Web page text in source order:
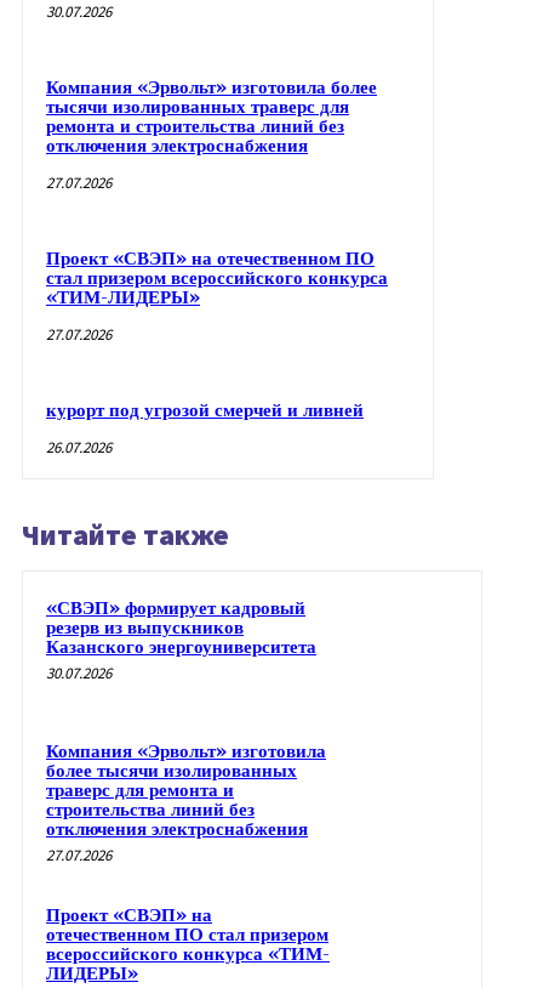
30.07.2026
Компания «Эрвольт» изготовила более
тысячи изолированных траверс для
ремонта и строительства линий без
отключения электроснабжения
27.07.2026
Проект «СВЭП» на отечественном ПО
стал призером всероссийского конкурса
«ТИМ-ЛИДЕРЫ»
27.07.2026
курорт под угрозой смерчей и ливней
26.07.2026
Читайте также
«СВЭП» формирует кадровый
резерв из выпускников
Казанского энергоуниверситета
30.07.2026
Компания «Эрвольт» изготовила
более тысячи изолированных
траверс для ремонта и
строительства линий без
отключения электроснабжения
27.07.2026
Проект «СВЭП» на
отечественном ПО стал призером
всероссийского конкурса «ТИМ-
ЛИДЕРЫ»